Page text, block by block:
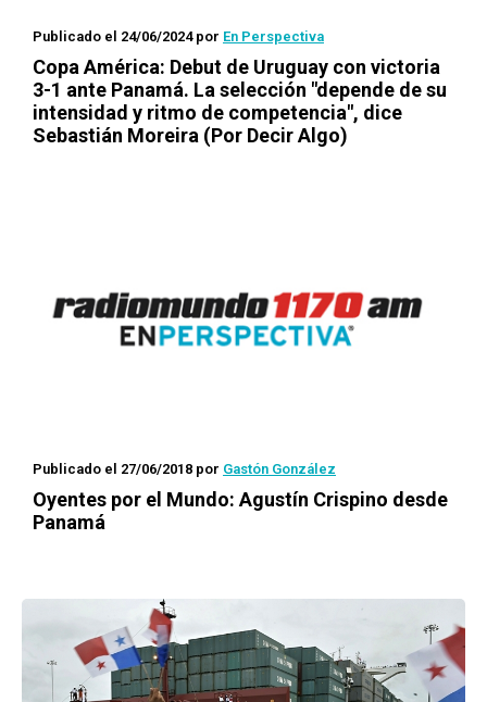
Publicado el 24/06/2024por En Perspectiva
Copa América: Debut de Uruguay con victoria
3-1 ante Panamá. La selección "depende de su
intensidad y ritmo de competencia", dice
Sebastián Moreira (Por Decir Algo)
Publicado el 27/06/2018 por Gastón González
Oyentes por el Mundo: Agustín Crispino desde
Panamá